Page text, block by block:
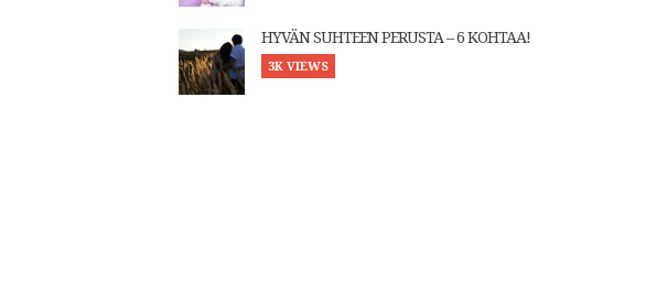
HYVÄN SUHTEEN PERUSTA – 6 KOHTAA!
3K VIEWS